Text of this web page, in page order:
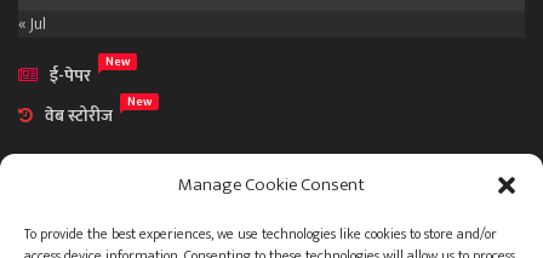
Manage Cookie Consent
To provide the best experiences, we use technologies like cookies to store and/or
« Jul
ई-पेपर
New
वेब स्टोरीज New